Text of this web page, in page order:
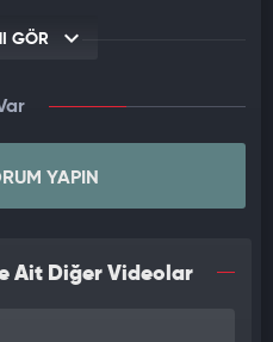
GÖR
YAPIN
Ait Diğer Videolar